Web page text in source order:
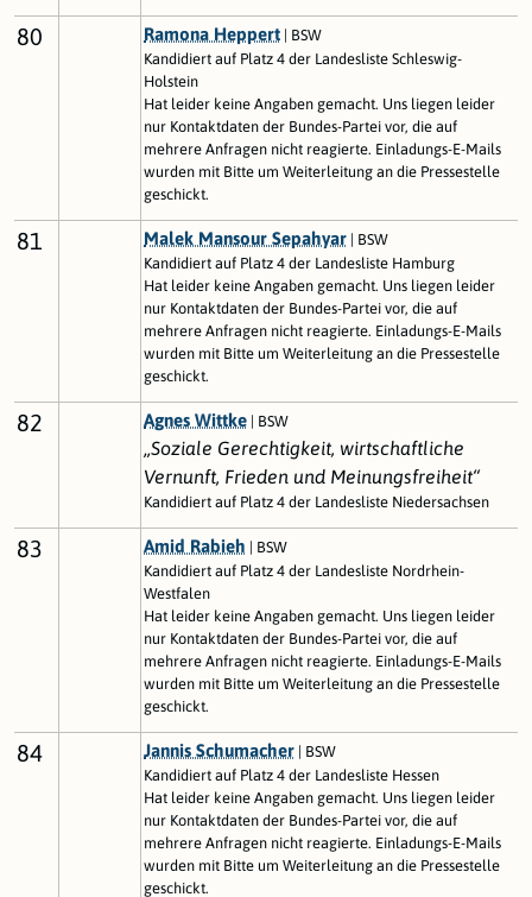
80 Ramona Heppert | BSW
Kandidiert auf Platz 4 der Landesliste Schleswig-
Holstein
Hat leider keine Angaben gemacht. Uns liegen leider
nur Kontaktdaten der Bundes-Partei vor, die auf
mehrere Anfragen nicht reagierte. Einladungs-E-Mails
wurden mit Bitte um Weiterleitung an die Pressestelle
geschickt.
81 Malek Mansour Sepahyar | BSW
Kandidiert auf Platz 4 der Landesliste Hamburg
Hat leider keine Angaben gemacht. Uns liegen leider
nur Kontaktdaten der Bundes-Partei vor, die auf
mehrere Anfragen nicht reagierte. Einladungs-E-Mails
wurden mit Bitte um Weiterleitung an die Pressestelle
geschickt.
82 Agnes Wittke | BSW
„Soziale Gerechtigkeit, wirtschaftliche
Vernunft, Frieden und Meinungsfreiheit“
Kandidiert auf Platz 4 der Landesliste Niedersachsen
83 Amid Rabieh | BSW
Kandidiert auf Platz 4 der Landesliste Nordrhein-
Westfalen
Hat leider keine Angaben gemacht. Uns liegen leider
nur Kontaktdaten der Bundes-Partei vor, die auf
mehrere Anfragen nicht reagierte. Einladungs-E-Mails
wurden mit Bitte um Weiterleitung an die Pressestelle
geschickt.
84 Jannis Schumacher | BSW
Kandidiert auf Platz 4 der Landesliste Hessen
Hat leider keine Angaben gemacht. Uns liegen leider
nur Kontaktdaten der Bundes-Partei vor, die auf
mehrere Anfragen nicht reagierte. Einladungs-E-Mails
wurden mit Bitte um Weiterleitung an die Pressestelle
geschickt.